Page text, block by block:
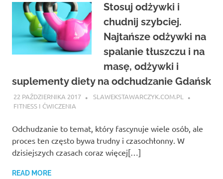
Stosuj odżywki i
chudnij szybciej.
Najtańsze odżywki na
spalanie tłuszczu i na
masę, odżywki i
suplementy diety na odchudzanie Gdańsk
22 PAŹDZIERNIKA 2017
SLAWEKSTAWARCZYK.COM.PL
FITNESS I ĆWICZENIA
Odchudzanie to temat, który fascynuje wiele osób, ale
proces ten często bywa trudny i czasochłonny. W
dzisiejszych czasach coraz więcej[…]
READ MORE